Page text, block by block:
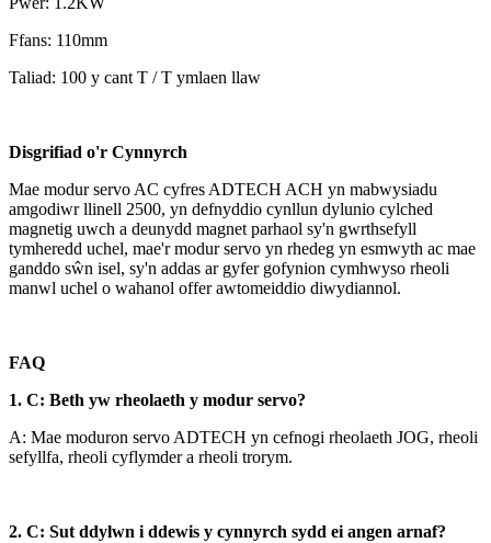
Ffans: 110mm
Taliad: 100 y cant T / T ymlaen llaw
Disgrifiad o'r Cynnyrch
Mae modur servo AC cyfres ADTECH ACH yn mabwysiadu
amgodiwr llinell 2500, yn defnyddio cynllun dylunio cylched
magnetig uwch a deunydd magnet parhaol sy'n gwrthsefyll
tymheredd uchel, mae'r modur servo yn rhedeg yn esmwyth ac mae
ganddo sŵn isel, sy'n addas ar gyfer gofynion cymhwyso rheoli
manwl uchel o wahanol offer awtomeiddio diwydiannol.
FAQ
1. C: Beth yw rheolaeth y modur servo?
A: Mae moduron servo ADTECH yn cefnogi rheolaeth JOG, rheoli
sefyllfa, rheoli cyflymder a rheoli trorym.
2. C: Sut ddylwn i ddewis y cynnyrch sydd ei angen arnaf?